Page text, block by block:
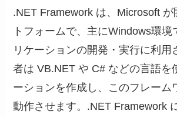
.NET Framework は、Microsoft が
トフォームで、主にWindows環
リケーションの開発・実行に利用
者は VB.NET や C# などの言語を
ーションを作成し、このフレーム
動作させます。.NET Framework